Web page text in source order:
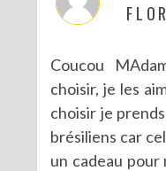
NOUVEAU
Coucou
choisir, je les
choisir je
brésiliens car
un cadeau pour